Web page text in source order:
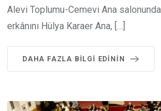
Alevi Toplumu-Cemevi Ana
erkânını Hülya Karaer Ana, […]
DAHA FAZLA BILGI EDININ